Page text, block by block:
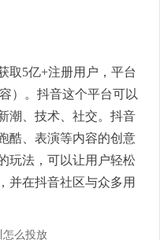
取5亿+注册用户，平台
）。抖音这个平台可以
潮、技术、社交。抖音
酷、表演等内容的创意
玩法，可以让用户轻松
并在抖音社区与众多用
怎么投放